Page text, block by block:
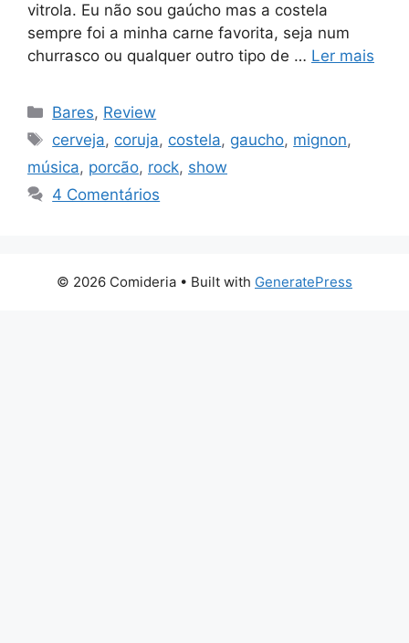
vitrola. Eu não sou gaúcho mas a costela
sempre foi a minha carne favorita, seja num
churrasco ou qualquer outro tipo de … Ler mais
Categorias
Bares, Review
Tags
cerveja, coruja, costela, gaucho, mignon,
música, porcão, rock, show
4 Comentários
© 2026 Comideria • Built with GeneratePress